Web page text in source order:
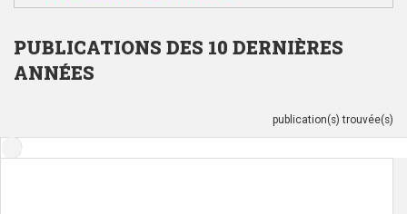
PUBLICATIONS DES 10 DERNIÈRES
ANNÉES